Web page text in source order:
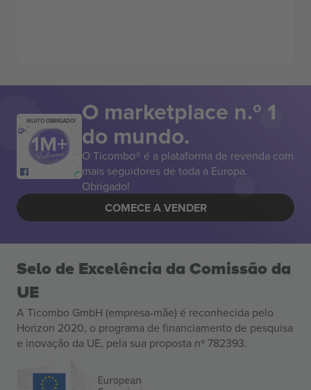
MUITO OBRIGADO! O marketplace n.º 1
do mundo.
O Ticombo® é a plataforma de revenda com
mais seguidores de toda a Europa.
Obrigado!
COMECE A VENDER
Selo de Excelência da Comissão da
UE
A Ticombo GmbH (empresa-mãe) é reconhecida pelo
Horizon 2020, o programa de financiamento de pesquisa
e inovação da UE, pela sua proposta nº 782393.